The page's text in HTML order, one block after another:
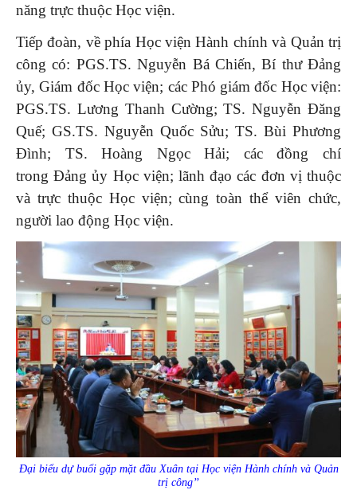
năng trực thuộc Học viện.
Tiếp đoàn, về phía Học viện Hành chính và Quản trị
công có: PGS.TS. Nguyễn Bá Chiến, Bí thư Đảng
ủy, Giám đốc Học viện; các Phó giám đốc Học viện:
PGS.TS. Lương Thanh Cường; TS. Nguyễn Đăng
Quế; GS.TS. Nguyễn Quốc Sửu; TS. Bùi Phương
Đình; TS. Hoàng Ngọc Hải; các đồng chí
trong Đảng ủy Học viện; lãnh đạo các đơn vị thuộc
và trực thuộc Học viện; cùng toàn thể viên chức,
người lao động Học viện.
Đại biểu dự buổi gặp mặt đầu Xuân tại Học viện Hành chính và Quản
trị công’’